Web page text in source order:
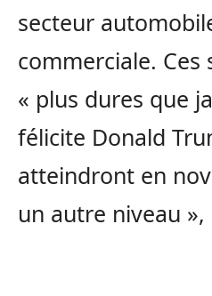
secteur
commerciale. Ces
« plus dures que
félicite Donald
atteindront en
un autre niveau